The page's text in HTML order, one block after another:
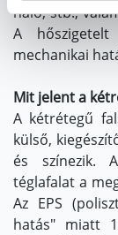
háló, stb.,
A
mechanikai
Mit jelent a
A kétrétegű
külső,
és színezik.
téglafalat a
Az EPS
hatás" miatt